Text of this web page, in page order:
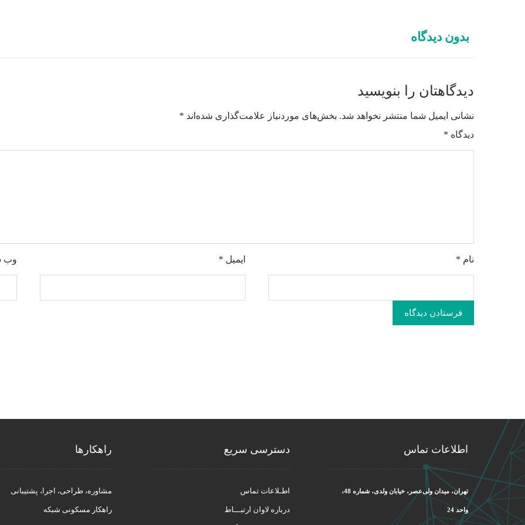
بدون دیدگاه
دیدگاهتان را بنویسید
نشانی ایمیل شما منتشر نخواهد شد. بخش‌های موردنیاز علامت‌گذاری شده‌اند *
دیدگاه *
نام * ایمیل * وب‌
فرستادن دیدگاه
اطلاعات تماس
تهران، میدان ولی‌عصر، خیابان ولدی، شماره 48،
واحد 24
دسترسی سریع
اطـلاعات تماس
درباره لاوان ارتبـــاط
راهکار‌ها
مشاوره، طراحی، اجرا، پشتیبانی
راهکار مسکونی شبکه